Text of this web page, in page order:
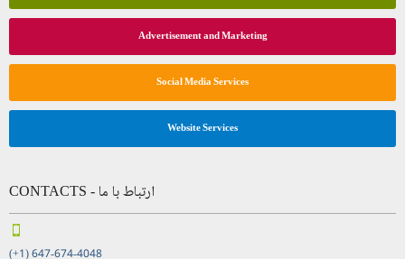
Advertisement and Marketing
Social Media Services
Website Services
CONTACTS - ارتباط با ما
(+1) 647-674-4048